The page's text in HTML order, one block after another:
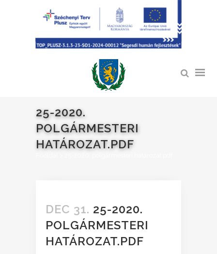
25-2020.
POLGÁRMESTERI
HATÁROZAT.PDF
DEC 31. 25-2020.
POLGÁRMESTERI
HATÁROZAT.PDF